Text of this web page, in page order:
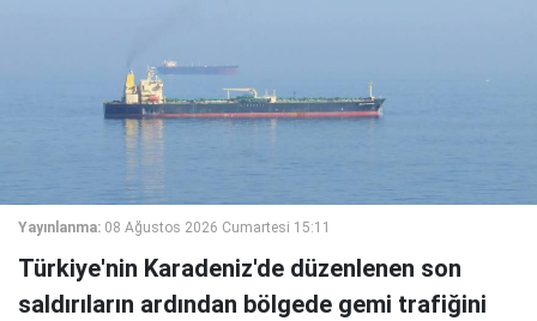
Yayınlanma: 08 Ağustos 2026 Cumartesi 15:11
Türkiye'nin Karadeniz'de düzenlenen son
saldırıların ardından bölgede gemi trafiğini